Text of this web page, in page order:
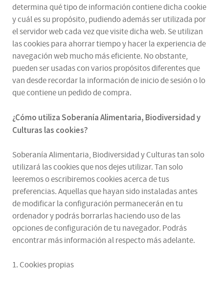
determina qué tipo de información contiene dicha cookie
y cuál es su propósito, pudiendo además ser utilizada por
el servidor web cada vez que visite dicha web. Se utilizan
las cookies para ahorrar tiempo y hacer la experiencia de
navegación web mucho más eficiente. No obstante,
pueden ser usadas con varios propósitos diferentes que
van desde recordar la información de inicio de sesión o lo
que contiene un pedido de compra.
¿Cómo utilizaSoberanía Alimentaria, Biodiversidad y
Culturas las cookies?
Soberanía Alimentaria, Biodiversidad y Culturas tan solo
utilizará las cookies que nos dejes utilizar. Tan solo
leeremos o escribiremos cookies acerca de tus
preferencias. Aquellas que hayan sido instaladas antes
de modificar la configuración permanecerán en tu
ordenador y podrás borrarlas haciendo uso de las
opciones de configuración de tu navegador. Podrás
encontrar más información al respecto más adelante.
1. Cookies propias